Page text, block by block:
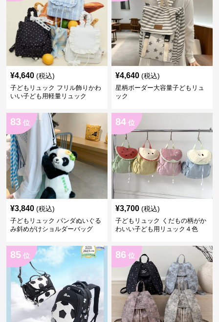
¥4,640 (税込)
子どもリュック フリル飾りかわ
いい子ども用軽量リュック
¥4,640 (税込)
星柄ボーダー大容量子どもリュ
ック
83 位
¥3,840 (税込)
子どもリュック パンダぬいぐる
み斜めがけショルダーバッグ
84 位
¥3,700 (税込)
子どもリュック くだもの柄がか
わいい子ども用リュック４色
85 位 86 位